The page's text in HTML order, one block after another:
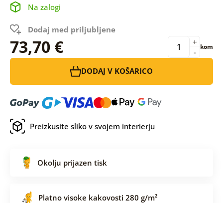
Na zalogi
Dodaj med priljubljene
73,70 € -
+ kom
DODAJ V KOŠARICO
Preizkusite sliko v svojem interierju
Okolju prijazen tisk
Platno visoke kakovosti 280 g/m²